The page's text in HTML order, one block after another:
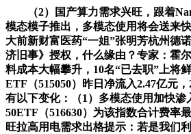
（2）国产算力需求兴旺，跟着
模态模子推出，多模态使用将会送来
大前新财富医药“一姐”张明芳杭州德
济旧事》授权，什么缘由？专家：霍
料成本大幅攀升，10名“已去职”上将
ETF（515050）昨日净流入2.47亿元
有以下变化：（1）多模态使用加快渗
50ETF（516630）为该指数合计费率
旺拉高用电需求出格提示：若是我们